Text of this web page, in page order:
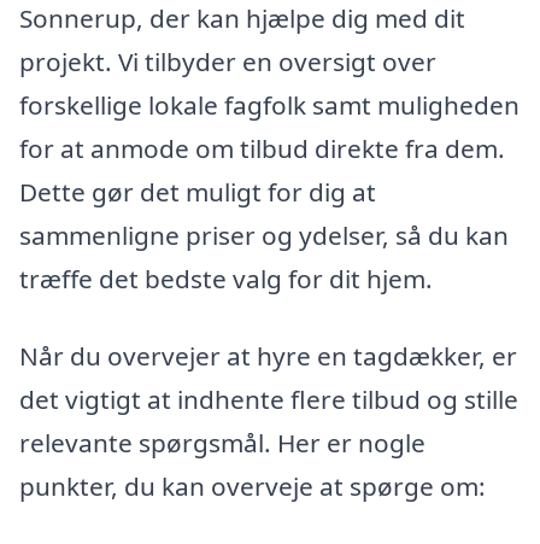
Sonnerup, der kan hjælpe dig med dit
projekt. Vi tilbyder en oversigt over
forskellige lokale fagfolk samt muligheden
for at anmode om tilbud direkte fra dem.
Dette gør det muligt for dig at
sammenligne priser og ydelser, så du kan
træffe det bedste valg for dit hjem.
Når du overvejer at hyre en tagdækker, er
det vigtigt at indhente flere tilbud og stille
relevante spørgsmål. Her er nogle
punkter, du kan overveje at spørge om: